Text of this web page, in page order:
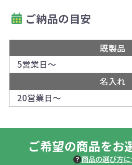
ご納品の目安
既製品
5営業日～
名入れ
20営業日～
ご希望の商品をお
商品の選び方